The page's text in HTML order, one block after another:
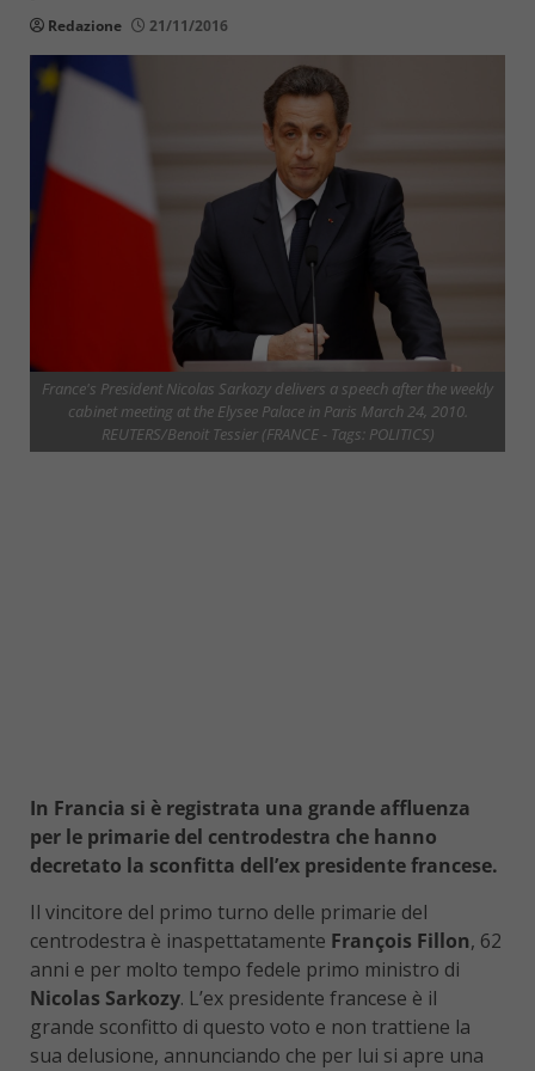
Redazione 21/11/2016
France's President Nicolas Sarkozy delivers a speech after the weekly
cabinet meeting at the Elysee Palace in Paris March 24, 2010.
REUTERS/Benoit Tessier (FRANCE - Tags: POLITICS)
In Francia si è registrata una grande affluenza
per le primarie del centrodestra che hanno
decretato la sconfitta dell’ex presidente francese.
Il vincitore del primo turno delle primarie del
centrodestra è inaspettatamente François Fillon, 62
anni e per molto tempo fedele primo ministro di
Nicolas Sarkozy. L’ex presidente francese è il
grande sconfitto di questo voto e non trattiene la
sua delusione, annunciando che per lui si apre una